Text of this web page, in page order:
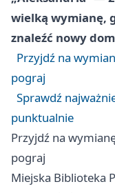
wielką wymianę,
znaleźć nowy
Przyjdź na
pograj
Sprawdź
punktualnie
Przyjdź na
pograj
Miejska Biblioteka